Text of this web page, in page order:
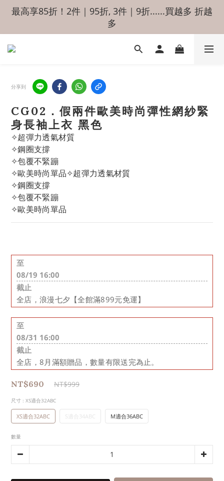
最高享85折！2件｜95折, 3件｜9折......買越多 折越
多
分享到
CG02．假兩件歐美時尚彈性網紗緊
身長袖上衣 黑色
✧超彈力透氣材質
✧鋼圈支撐
✧包覆不緊蹦
✧歐美時尚單品✧超彈力透氣材質
✧鋼圈支撐
✧包覆不緊蹦
✧歐美時尚單品
至
08/19 16:00
截止
全店，浪漫七夕【全館滿899元免運】
至
08/31 16:00
截止
全店，8月滿額贈品，數量有限送完為止。
NT$690 NT$999
尺寸 : XS適合32ABC
XS適合32ABC S適合34ABC M適合36ABC
數量